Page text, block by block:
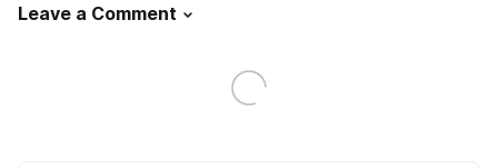
Leave a Comment